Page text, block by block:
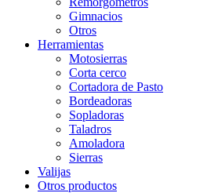
Gimnacios
Otros
Herramientas
Motosierras
Corta cerco
Cortadora de Pasto
Bordeadoras
Sopladoras
Taladros
Amoladora
Sierras
Valijas
Otros productos